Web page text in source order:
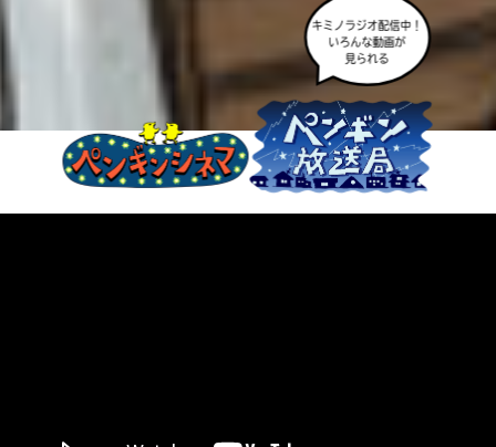
キミノラジオ配信中！
いろんな動画が
見られる
み
て
ね
る